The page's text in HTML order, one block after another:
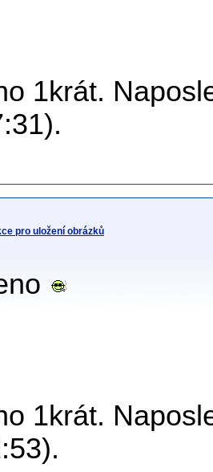
1krát.
pro uložení obrázků
1krát.